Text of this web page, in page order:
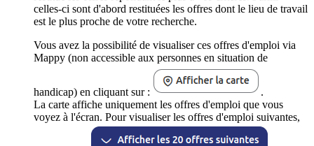
celles-ci sont d'abord restituées les offres dont le lieu de travail
est le plus proche de votre recherche.
Vous avez la possibilité de visualiser ces offres d'emploi via
Mappy (non accessible aux personnes en situation de
handicap) en cliquant sur :
.
La carte affiche uniquement les offres d'emploi que vous
voyez à l'écran. Pour visualiser les offres d'emploi suivantes,